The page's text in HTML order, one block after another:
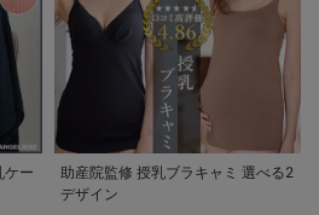
ケー
助産院監修 授乳ブラキャミ 選べる2
デザイン